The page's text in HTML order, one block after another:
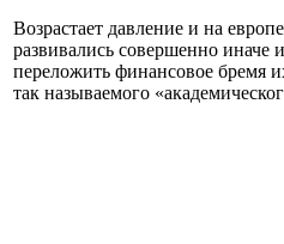
Возрастает давление и на
развивались совершенно иначе
переложить финансовое бремя
так называемого